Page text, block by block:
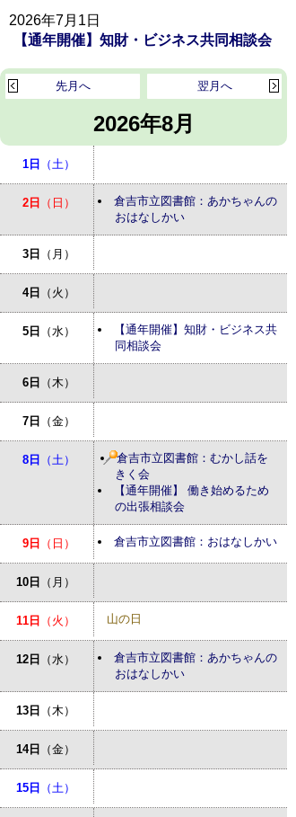
2026年7月1日
【通年開催】知財・ビジネス共同相談会
2026年8月
翌月へ
先月へ
1日 （土）
2日 （日）
倉吉市立図書館：あかちゃんの
おはなしかい
3日 （月）
4日 （火）
5日 （水）
【通年開催】知財・ビジネス共
同相談会
6日 （木）
7日 （金）
8日 （土）
倉吉市立図書館：むかし話を
きく会
【通年開催】 働き始めるため
の出張相談会
9日 （日） 倉吉市立図書館：おはなしかい
10日 （月）
11日 （火） 山の日
12日 （水）
倉吉市立図書館：あかちゃんの
おはなしかい
13日 （木）
14日 （金）
15日 （土）